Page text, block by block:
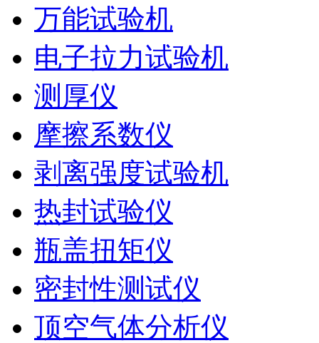
万能试验机
电子拉力试验机
测厚仪
摩擦系数仪
剥离强度试验机
热封试验仪
瓶盖扭矩仪
密封性测试仪
顶空气体分析仪